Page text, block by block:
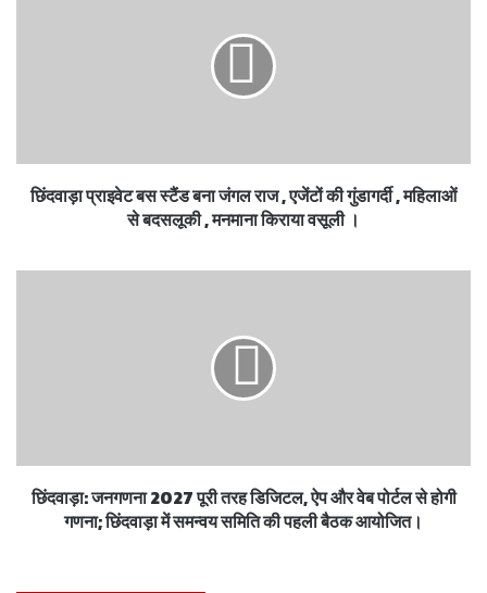
छिंदवाड़ा प्राइवेट बस स्टैंड बना जंगल राज , एजेंटों की गुंडागर्दी , महिलाओं
से बदसलूकी , मनमाना किराया वसूली ।
छिंदवाड़ा: जनगणना 2027 पूरी तरह डिजिटल, ऐप और वेब पोर्टल से होगी
गणना; छिंदवाड़ा में समन्वय समिति की पहली बैठक आयोजित।